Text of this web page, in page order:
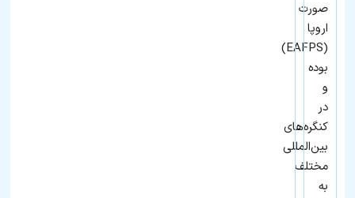
صورت
اروپا
(EAFPS)
بوده
و
در
کنگره‌های
بین‌المللی
مختلف
به